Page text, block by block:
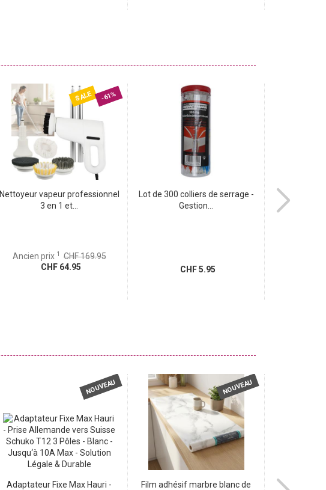
SALE -61%
Nettoyeur vapeur professionnel
3 en 1 et...
Ancien prix 1 CHF 169.95
CHF 64.95
Lot de 300 colliers de serrage -
Gestion...
CHF 5.95
Kit de
NOUVEAU
Adaptateur Fixe Max Hauri -
NOUVEAU
Film adhésif marbre blanc de
Fiche de